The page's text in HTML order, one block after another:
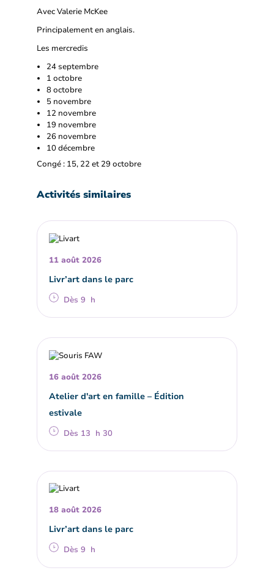
Avec Valerie McKee
Principalement en anglais.
Les mercredis
24 septembre
1 octobre
8 octobre
5 novembre
12 novembre
19 novembre
26 novembre
10 décembre
Congé : 15, 22 et 29 octobre
Activités similaires
11 août 2026
Livr’art dans le parc
Dès 9 h
16 août 2026
Atelier d'art en famille – Édition
estivale
Dès 13 h 30
18 août 2026
Livr’art dans le parc
Dès 9 h